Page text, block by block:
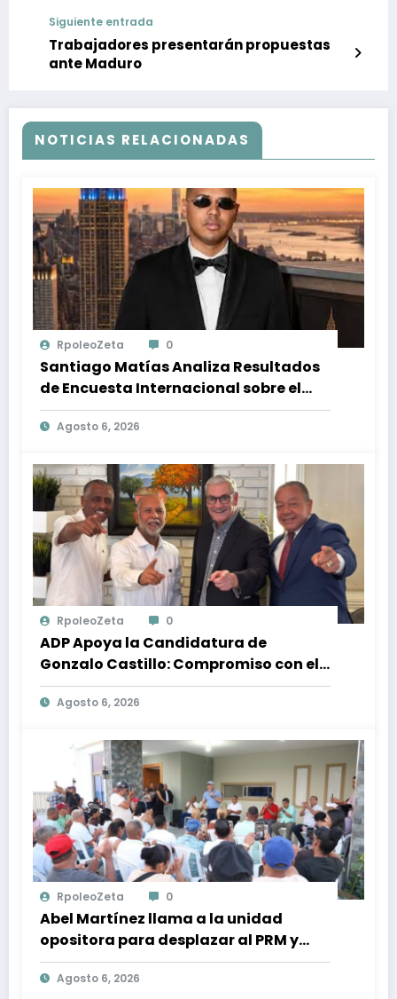
Siguiente entrada
Trabajadores presentarán propuestas
ante Maduro
NOTICIAS RELACIONADAS
RpoleoZeta 0
Santiago Matías Analiza Resultados
de Encuesta Internacional sobre el
Panorama Político en República
Dominicana: Tendencias y Opiniones
Agosto 6, 2026
RpoleoZeta 0
ADP Apoya la Candidatura de
Gonzalo Castillo: Compromiso con el
Desarrollo Nacional y la Participación
Política
Agosto 6, 2026
RpoleoZeta 0
Abel Martínez llama a la unidad
opositora para desplazar al PRM y
recuperar la confianza ciudadana
Agosto 6, 2026